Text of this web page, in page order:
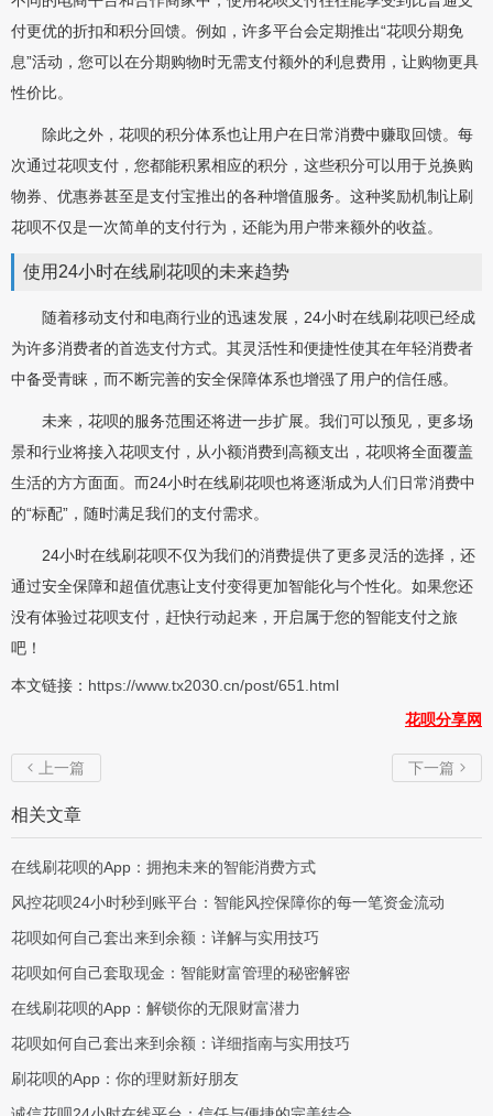
付更优的折扣和积分回馈。例如，许多平台会定期推出“花呗分期免
息”活动，您可以在分期购物时无需支付额外的利息费用，让购物更具
性价比。
除此之外，花呗的积分体系也让用户在日常消费中赚取回馈。每
次通过花呗支付，您都能积累相应的积分，这些积分可以用于兑换购
物券、优惠券甚至是支付宝推出的各种增值服务。这种奖励机制让刷
花呗不仅是一次简单的支付行为，还能为用户带来额外的收益。
使用24小时在线刷花呗的未来趋势
随着移动支付和电商行业的迅速发展，24小时在线刷花呗已经成
为许多消费者的首选支付方式。其灵活性和便捷性使其在年轻消费者
中备受青睐，而不断完善的安全保障体系也增强了用户的信任感。
未来，花呗的服务范围还将进一步扩展。我们可以预见，更多场
景和行业将接入花呗支付，从小额消费到高额支出，花呗将全面覆盖
生活的方方面面。而24小时在线刷花呗也将逐渐成为人们日常消费中
的“标配”，随时满足我们的支付需求。
24小时在线刷花呗不仅为我们的消费提供了更多灵活的选择，还
通过安全保障和超值优惠让支付变得更加智能化与个性化。如果您还
没有体验过花呗支付，赶快行动起来，开启属于您的智能支付之旅
吧！
本文链接： https://www.tx2030.cn/post/651.html
花呗分享网
 上一篇 下一篇 
相关文章
在线刷花呗的App：拥抱未来的智能消费方式
风控花呗24小时秒到账平台：智能风控保障你的每一笔资金流动
花呗如何自己套出来到余额：详解与实用技巧
花呗如何自己套取现金：智能财富管理的秘密解密
在线刷花呗的App：解锁你的无限财富潜力
花呗如何自己套出来到余额：详细指南与实用技巧
刷花呗的App：你的理财新好朋友